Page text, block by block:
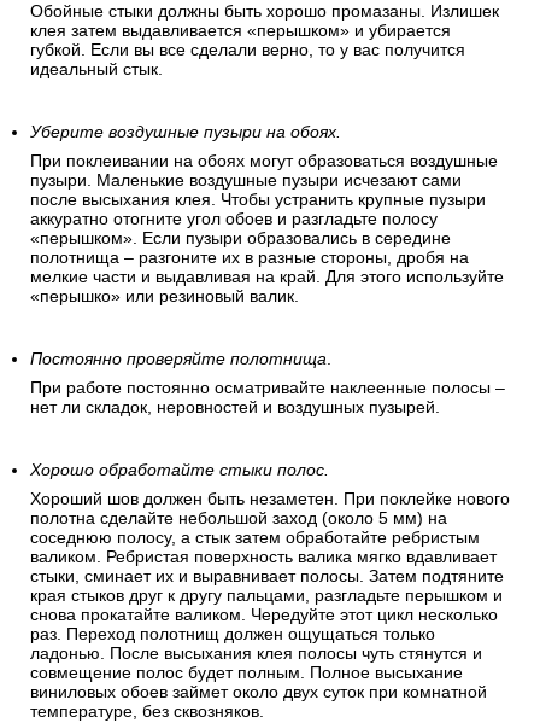
Обойные стыки должны быть хорошо промазаны. Излишек
клея затем выдавливается «перышком» и убирается
губкой. Если вы все сделали верно, то у вас получится
идеальный стык.
Уберите воздушные пузыри на обоях.
При поклеивании на обоях могут образоваться воздушные
пузыри. Маленькие воздушные пузыри исчезают сами
после высыхания клея. Чтобы устранить крупные пузыри
аккуратно отогните угол обоев и разгладьте полосу
«перышком». Если пузыри образовались в середине
полотнища – разгоните их в разные стороны, дробя на
мелкие части и выдавливая на край. Для этого используйте
«перышко» или резиновый валик.
Постоянно проверяйте полотнища.
При работе постоянно осматривайте наклеенные полосы –
нет ли складок, неровностей и воздушных пузырей.
Хорошо обработайте стыки полос.
Хороший шов должен быть незаметен. При поклейке нового
полотна сделайте небольшой заход (около 5 мм) на
соседнюю полосу, а стык затем обработайте ребристым
валиком. Ребристая поверхность валика мягко вдавливает
стыки, сминает их и выравнивает полосы. Затем подтяните
края стыков друг к другу пальцами, разгладьте перышком и
снова прокатайте валиком. Чередуйте этот цикл несколько
раз. Переход полотнищ должен ощущаться только
ладонью. После высыхания клея полосы чуть стянутся и
совмещение полос будет полным. Полное высыхание
виниловых обоев займет около двух суток при комнатной
температуре, без сквозняков.